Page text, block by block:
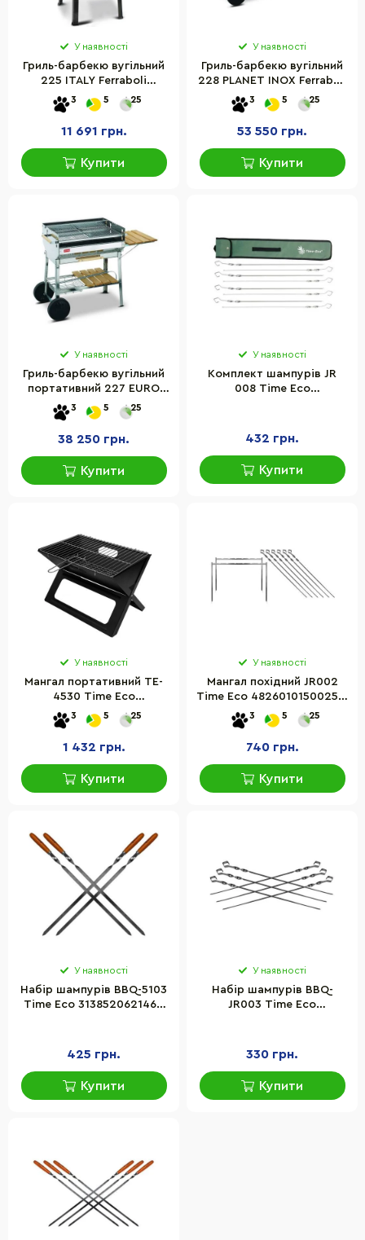
У наявності
Гриль-барбекю вугільний
225 ITALY Ferraboli
8003277002250
металевий
3 5 25
11 691 грн.
Купити
У наявності
Гриль-барбекю вугільний
228 PLANET INOX Ferraboli
8003277002281
металевий
3 5 25
53 550 грн.
Купити
У наявності
Гриль-барбекю вугільний
портативний 227 EURO
INOX Ferraboli
8003277002274
3 5 25
38 250 грн.
Купити
У наявності
Комплект шампурів JR
008 Time Eco
432 грн.
Купити
У наявності
Мангал портативний TE-
4530 Time Eco
4820211101596
3 5 25
1 432 грн.
Купити
У наявності
Мангал похідний JR002
Time Eco 4826010150025 в
чохлі
3 5 25
740 грн.
Купити
У наявності
Набір шампурів BBQ-5103
Time Eco 3138520621461,
425 грн.
Купити
У наявності
Набір шампурів BBQ-
JR003 Time Eco
330 грн.
Купити